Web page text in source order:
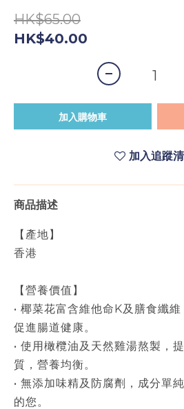
HK$65.00
HK$40.00
加入購物車
加入追蹤
商品描述
【產地】
香港
【營養價值】
• 椰菜花富含維他命K及膳食纖
促進腸道健康。
• 使用橄欖油及天然雞湯熬製，
質，營養均衡。
• 無添加味精及防腐劑，成分單
的您。